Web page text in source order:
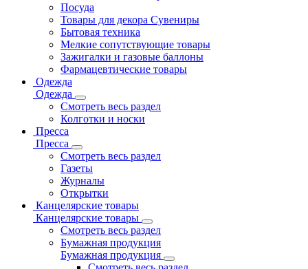
Посуда
Товары для декора Сувениры
Бытовая техника
Мелкие сопутствующие товары
Зажигалки и газовые баллоны
Фармацевтические товары
Одежда
Одежда
Смотреть весь раздел
Колготки и носки
Пресса
Пресса
Смотреть весь раздел
Газеты
Журналы
Открытки
Канцелярские товары
Канцелярские товары
Смотреть весь раздел
Бумажная продукция
Бумажная продукция